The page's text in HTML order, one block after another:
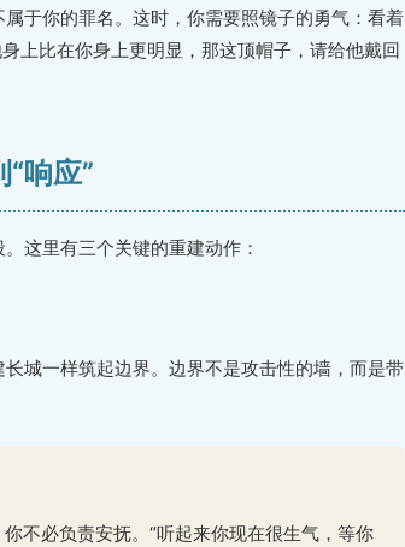
于你的罪名。这时，你需要照镜子的勇气：看着
上比在你身上更明显，那这顶帽子，请给他戴回
响应”
这里有三个关键的重建动作：
城一样筑起边界。边界不是攻击性的墙，而是带
不必负责安抚。“听起来你现在很生气，等你